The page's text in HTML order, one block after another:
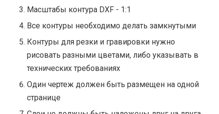
Масштабы контура DXF - 1:1
Все контуры необходимо делать замкнутыми
Контуры для резки и гравировки нужно
рисовать разными цветами, либо указывать в
технических требованиях
Один чертеж должен быть размещен на одной
странице